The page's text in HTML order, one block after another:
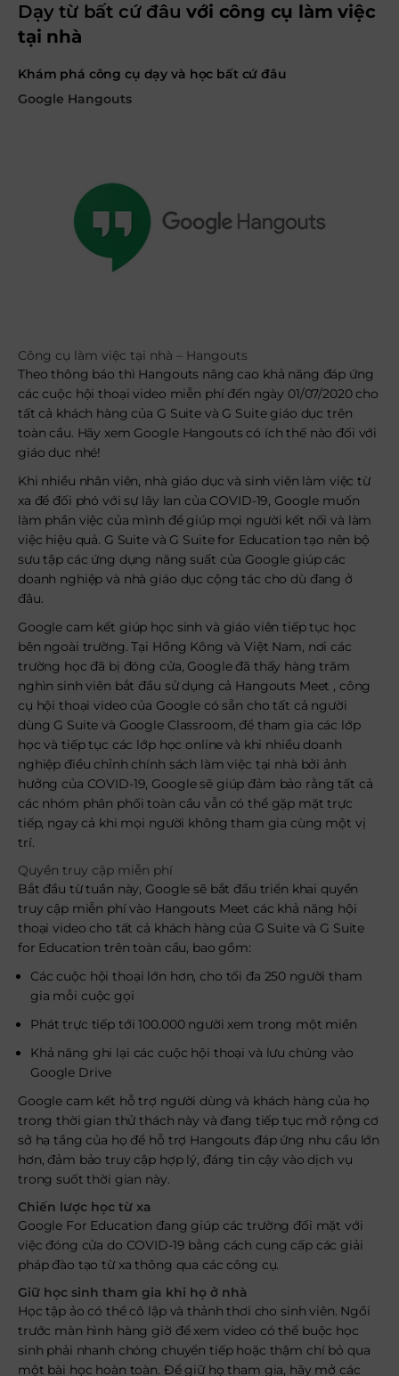
Dạy từ bất cứ đâu với công cụ làm việc
tại nhà
Khám phá công cụ dạy và học bất cứ đâu
Google Hangouts
Công cụ làm việc tại nhà – Hangouts
Theo thông báo thì Hangouts nâng cao khả năng đáp ứng
các cuộc hội thoại video miễn phí đến ngày 01/07/2020 cho
tất cả khách hàng của G Suite và G Suite giáo dục trên
toàn cầu. Hãy xem Google Hangouts có ích thế nào đối với
giáo dục nhé!
Khi nhiều nhân viên, nhà giáo dục và sinh viên làm việc từ
xa để đối phó với sự lây lan của COVID-19, Google muốn
làm phần việc của mình để giúp mọi người kết nối và làm
việc hiệu quả. G Suite và G Suite for Education tạo nên bộ
sưu tập các ứng dụng năng suất của Google giúp các
doanh nghiệp và nhà giáo dục cộng tác cho dù đang ở
đâu.
Google cam kết giúp học sinh và giáo viên tiếp tục học
bên ngoài trường. Tại Hồng Kông và Việt Nam, nơi các
trường học đã bị đóng cửa, Google đã thấy hàng trăm
nghìn sinh viên bắt đầu sử dụng cả Hangouts Meet , công
cụ hội thoại video của Google có sẵn cho tất cả người
dùng G Suite và Google Classroom, để tham gia các lớp
học và tiếp tục các lớp học online và khi nhiều doanh
nghiệp điều chỉnh chính sách làm việc tại nhà bởi ảnh
hưởng của COVID-19, Google sẽ giúp đảm bảo rằng tất cả
các nhóm phân phối toàn cầu vẫn có thể gặp mặt trực
tiếp, ngay cả khi mọi người không tham gia cùng một vị
trí.
Quyền truy cập miễn phí
Bắt đầu từ tuần này, Google sẽ bắt đầu triển khai quyền
truy cập miễn phí vào Hangouts Meet các khả năng hội
thoại video cho tất cả khách hàng của G Suite và G Suite
for Education trên toàn cầu, bao gồm:
Các cuộc hội thoại lớn hơn, cho tối đa 250 người tham
gia mỗi cuộc gọi
Phát trực tiếp tới 100.000 người xem trong một miền
Khả năng ghi lại các cuộc hội thoại và lưu chúng vào
Google Drive
Google cam kết hỗ trợ người dùng và khách hàng của họ
trong thời gian thử thách này và đang tiếp tục mở rộng cơ
sở hạ tầng của họ để hỗ trợ Hangouts đáp ứng nhu cầu lớn
hơn, đảm bảo truy cập hợp lý, đáng tin cậy vào dịch vụ
trong suốt thời gian này.
Chiến lược học từ xa
Google For Education đang giúp các trường đối mặt với
việc đóng cửa do COVID-19 bằng cách cung cấp các giải
pháp đào tạo từ xa thông qua các công cụ.
Giữ học sinh tham gia khi họ ở nhà
Học tập ảo có thể cô lập và thảnh thơi cho sinh viên. Ngồi
trước màn hình hàng giờ để xem video có thể buộc học
sinh phải nhanh chóng chuyển tiếp hoặc thậm chí bỏ qua
một bài học hoàn toàn. Để giữ họ tham gia, hãy mở các